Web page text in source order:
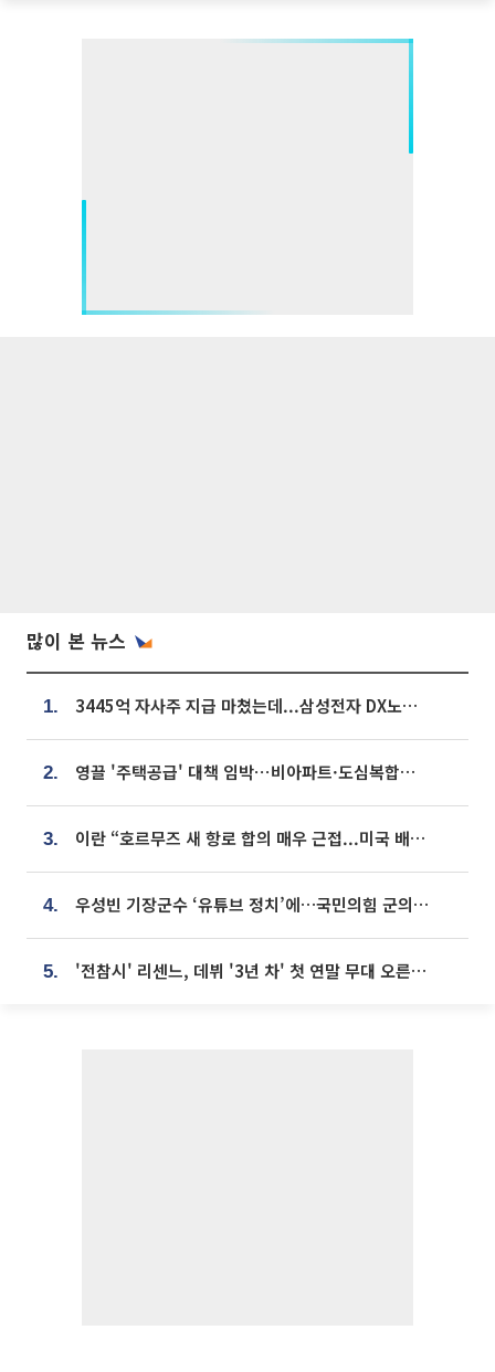
많이 본 뉴스
1. 3445억 자사주 지급 마쳤는데...삼성전자 DX노조, 뒤늦은 '떼쓰기 집회'
2. 영끌 '주택공급' 대책 임박⋯비아파트·도심복합까지 총동원
3. 이란 “호르무즈 새 항로 합의 매우 근접...미국 배상 먼저”
4. 우성빈 기장군수 ‘유튜브 정치’에…국민의힘 군의원들 집단 반발
5. '전참시' 리센느, 데뷔 '3년 차' 첫 연말 무대 오른다⋯"그동안 섭외 안 와"